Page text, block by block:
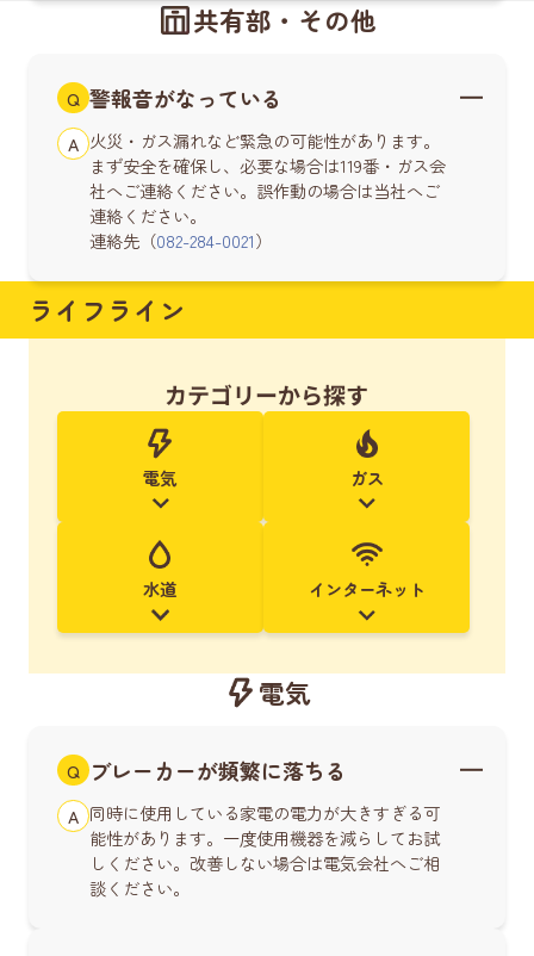
共有部・その他
Q 警報音がなっている
A 火災・ガス漏れなど緊急の可能性があります。
まず安全を確保し、必要な場合は119番・ガス会
社へご連絡ください。誤作動の場合は当社へご
連絡ください。
連絡先（082-284-0021）
ライフライン
カテゴリーから探す
電気 ガス
水道 インターネット
電気
Q ブレーカーが頻繁に落ちる
A 同時に使用している家電の電力が大きすぎる可
能性があります。一度使用機器を減らしてお試
しください。改善しない場合は電気会社へご相
談ください。